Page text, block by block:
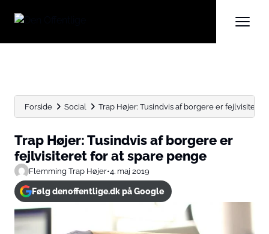
Forside Social Trap Højer: Tusindvis af borgere er fejlvisiteret
Trap Højer: Tusindvis af borgere er
fejlvisiteret for at spare penge
Flemming Trap Højer•4. maj 2019
Følg denoffentlige.dk på Google